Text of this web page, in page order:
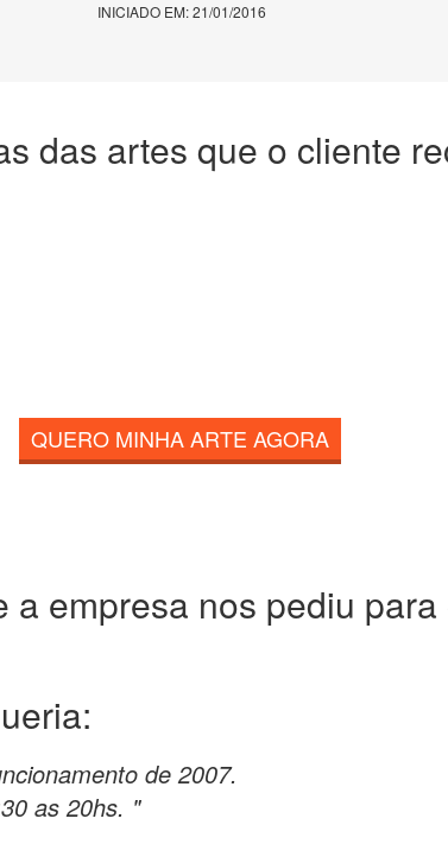
INICIADO EM: 21/01/2016
das artes que o cliente
QUERO MINHA ARTE AGORA
a empresa nos pediu para
de 2007.
as 20hs. "